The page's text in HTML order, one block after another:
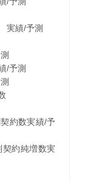
績/予測
予測
数実績/予
純増数実